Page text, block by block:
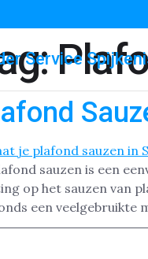
Service
sauzen is een
op het sauzen van
een veelgebruikte